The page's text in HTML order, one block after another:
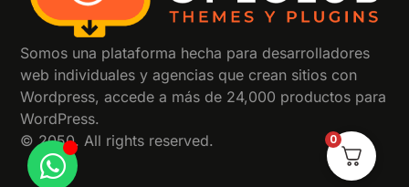
Somos una plataforma hecha para desarrolladores
web individuales y agencias que crean sitios con
Wordpress, accede a más de 24,000 productos para
WordPress.
© 2050. All rights reserved.
0